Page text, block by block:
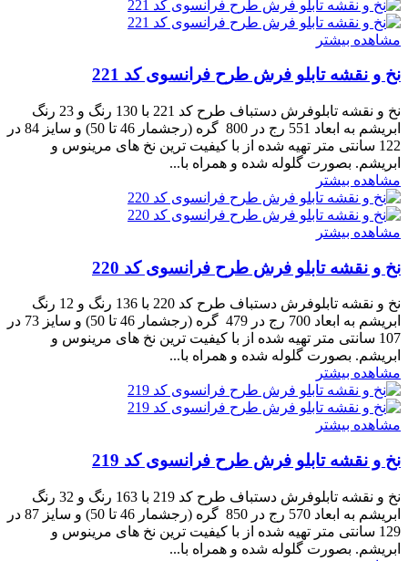
مشاهده بیشتر
نخ و نقشه تابلو فرش طرح فرانسوی کد 221
نخ و نقشه تابلوفرش دستباف طرح کد 221 با 130 رنگ و 23 رنگ
ابریشم به ابعاد 551 رج در 800 گره (رجشمار 46 تا 50) و سایز 84 در
122 سانتی متر تهیه شده از با کیفیت ترین نخ های مرینوس و
ابریشم. بصورت گلوله شده و همراه با...
مشاهده بیشتر
مشاهده بیشتر
نخ و نقشه تابلو فرش طرح فرانسوی کد 220
نخ و نقشه تابلوفرش دستباف طرح کد 220 با 136 رنگ و 12 رنگ
ابریشم به ابعاد 700 رج در 479 گره (رجشمار 46 تا 50) و سایز 73 در
107 سانتی متر تهیه شده از با کیفیت ترین نخ های مرینوس و
ابریشم. بصورت گلوله شده و همراه با...
مشاهده بیشتر
مشاهده بیشتر
نخ و نقشه تابلو فرش طرح فرانسوی کد 219
نخ و نقشه تابلوفرش دستباف طرح کد 219 با 163 رنگ و 32 رنگ
ابریشم به ابعاد 570 رج در 850 گره (رجشمار 46 تا 50) و سایز 87 در
129 سانتی متر تهیه شده از با کیفیت ترین نخ های مرینوس و
ابریشم. بصورت گلوله شده و همراه با...